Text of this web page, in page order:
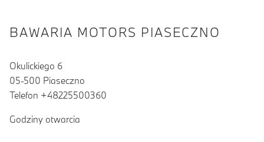
BAWARIA MOTORS PIASECZNO
Okulickiego 6
05-500 Piaseczno
Telefon +48225500360
Godziny otwarcia